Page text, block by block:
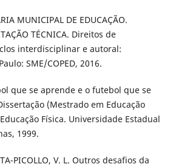
MUNICIPAL DE EDUCAÇÃO.
TÉCNICA. Direitos de
interdisciplinar e autoral:
SME/COPED, 2016.
que se aprende e o futebol que se
(Mestrado em Educação
Física. Universidade Estadual
1999.
PICOLLO, V. L. Outros desafios da